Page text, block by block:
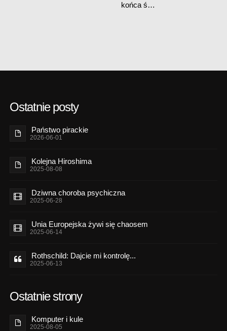
końca ś…
Ostatnie posty
Państwo pirackie
2026-06-01
Kolejna Hiroshima
2025-08-08
Dziwna choroba psychiczna
2025-06-28
Unia Europejska żywi się chaosem
2025-06-14
Rothschild: Dajcie mi kontrolę...
2025-06-13
Ostatnie strony
Komputer i kule
2025-08-05